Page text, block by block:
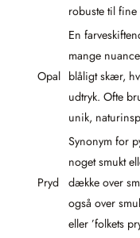
robuste til fine
Opal
En
mange
blåligt skær,
udtryk. Ofte
unik,
Pryd
Synonym for
noget smukt
dække over
også over
eller ’folkets